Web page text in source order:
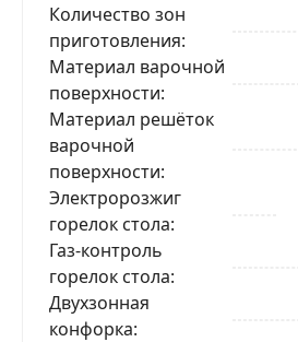
Количество зон
приготовления
Материал варочной
поверхности
Материал решёток
варочной
поверхности
Электророзжиг
горелок стола
Газ-контроль
горелок стола
Двухзонная
конфорка